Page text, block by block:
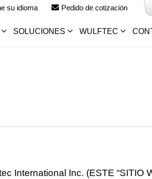
su idioma Pedido de cotización
SOLUCIONES WULFTEC
International Inc. (ESTE “SITIO